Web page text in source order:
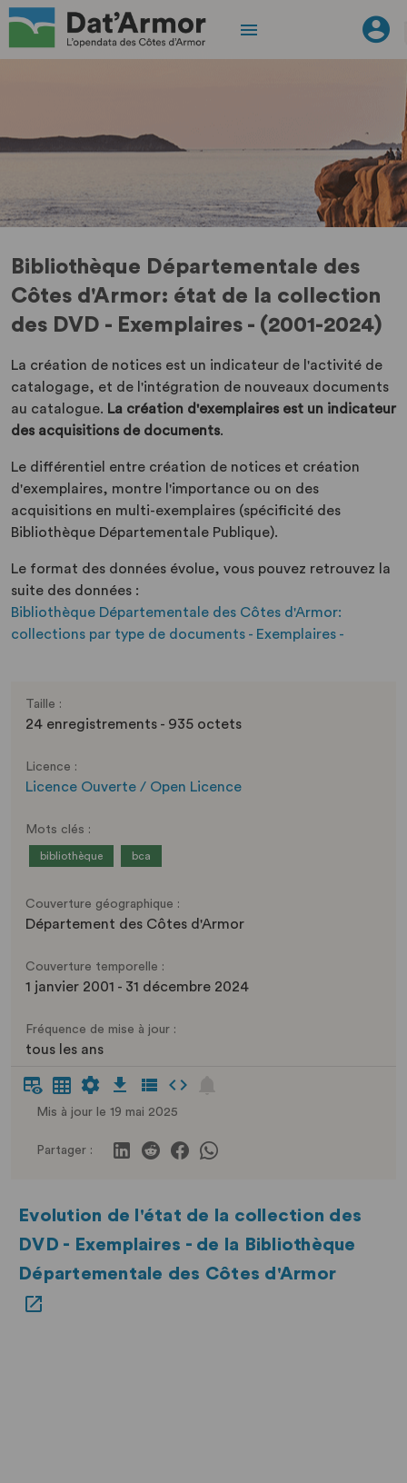
Bibliothèque Départementale des
Côtes d'Armor: état de la collection
des DVD - Exemplaires - (2001-2024)
La création de notices est un indicateur de l'activité de
catalogage, et de l'intégration de nouveaux documents
au catalogue. La création d'exemplaires est un indicateur
des acquisitions de documents.
Le différentiel entre création de notices et création
d'exemplaires, montre l'importance ou on des
acquisitions en multi-exemplaires (spécificité des
Bibliothèque Départementale Publique).
Le format des données évolue, vous pouvez retrouvez la
suite des données :
Bibliothèque Départementale des Côtes d'Armor:
collections par type de documents - Exemplaires -
Taille :
24 enregistrements - 935 octets
Licence :
Licence Ouverte / Open Licence
Mots clés :
bibliothèque bca
Couverture géographique :
Département des Côtes d'Armor
Couverture temporelle :
1 janvier 2001 - 31 décembre 2024
Fréquence de mise à jour :
tous les ans
Mis à jour le 19 mai 2025
Partager :
Evolution de l'état de la collection des
DVD - Exemplaires - de la Bibliothèque
Départementale des Côtes d'Armor